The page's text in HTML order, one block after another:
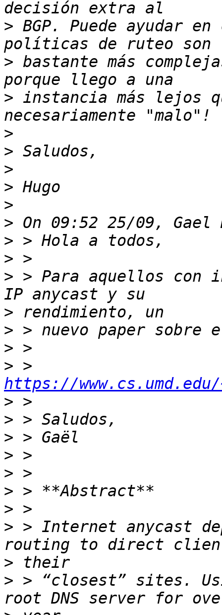
> BGP. Puede ayudar
> bastante más
> instancia más lejos
>
>
>
>
>
>
>
>
> > Para aquellos con
>
>
>
>
https://www.cs.umd.edu/
>
>
>
>
>
>
>
> > Internet anycast
>
> > “closest” sites.